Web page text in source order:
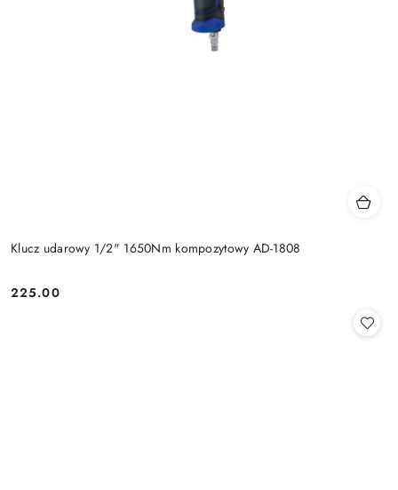
Klucz udarowy 1/2" 1650Nm kompozytowy AD-1808
Cena:
225.00